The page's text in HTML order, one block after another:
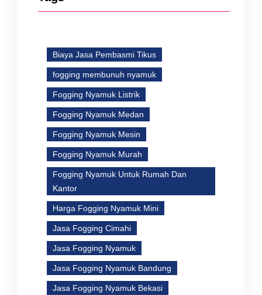
Biaya Jasa Pembasmi Tikus
fogging membunuh nyamuk
Fogging Nyamuk Listrik
Fogging Nyamuk Medan
Fogging Nyamuk Mesin
Fogging Nyamuk Murah
Fogging Nyamuk Untuk Rumah Dan
Kantor
Harga Fogging Nyamuk Mini
Jasa Fogging Cimahi
Jasa Fogging Nyamuk
Jasa Fogging Nyamuk Bandung
Jasa Fogging Nyamuk Bekasi